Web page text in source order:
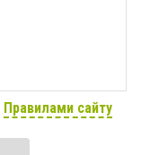
Правилами сайту